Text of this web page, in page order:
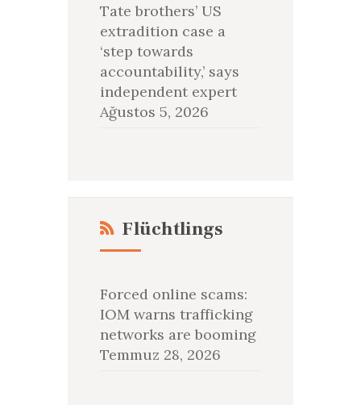
Tate brothers’ US
extradition case a
‘step towards
accountability,’ says
independent expert
Ağustos 5, 2026
Flüchtlings
Forced online scams:
IOM warns trafficking
networks are booming
Temmuz 28, 2026